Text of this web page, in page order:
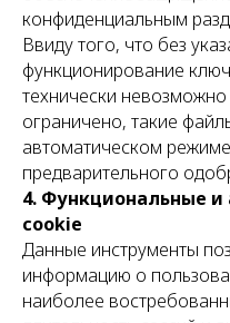
конфиденциальным
Ввиду того, что без
функционирование
технически
ограничено, такие
автоматическом
предварительного
4. Функциональные
cookie
Данные инструменты
информацию о
наиболее